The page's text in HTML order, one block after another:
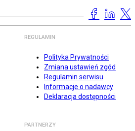
REGULAMIN
Polityka Prywatności
Zmiana ustawień zgód
Regulamin serwisu
Informacje o nadawcy
Deklaracja dostępności
PARTNERZY